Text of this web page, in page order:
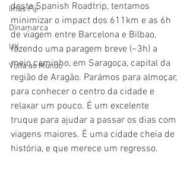
Ilhas Fiji
Dinamarca
UK
Volta ao Mundo
desta Spanish Roadtrip, tentamos
minimizar o impact dos 611km e as 6h
de viagem entre Barcelona e Bilbao,
fazendo uma paragem breve (~3h) a
meio caminho, em Saragoça, capital da
região de Aragão. Parámos para almoçar,
para conhecer o centro da cidade e
relaxar um pouco. É um excelente
truque para ajudar a passar os dias com
viagens maiores. É uma cidade cheia de
história, e que merece um regresso.